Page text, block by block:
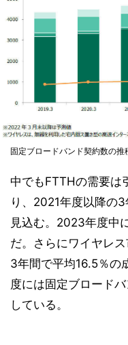
固定ブロードバンド契約数の推
中でもFTTHの需要は
り、2021年度以降の
見込む。2023年度中
だ。さらにワイヤレ
3年間で平均16.5％の
度には固定ブロード
している。